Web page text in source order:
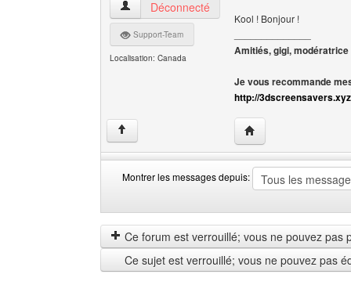
gif-transparent Voir le profil de l'utilisateur
Déconnecté
Support-Team
Localisation: Canada
Kool ! Bonjour !
Amitiés, gigi, modératrice
Je vous recommande
http://3dscreensavers.xyz
↑ Visiter le site web
Montrer les messages depuis:
les
messages
depuis
by
Ce forum est verrouillé; vous ne pouvez pas
Ce sujet est verrouillé; vous ne pouvez pas